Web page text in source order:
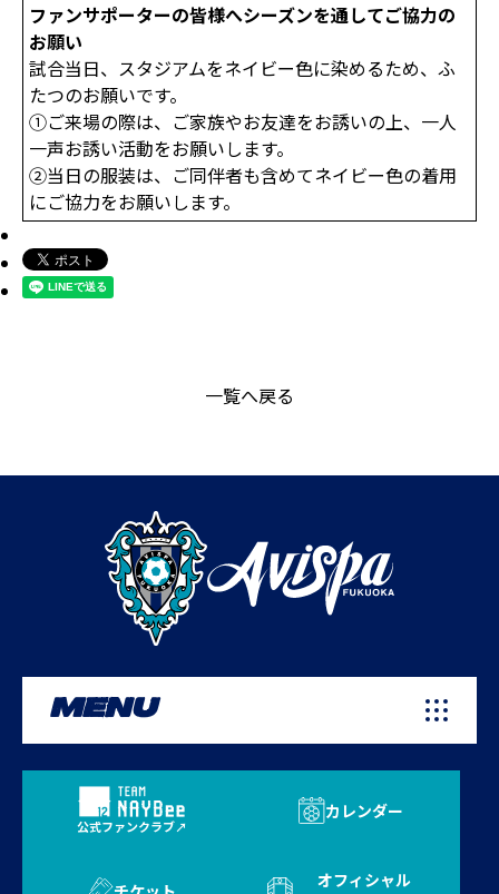
ファンサポーターの皆様へシーズンを通してご協力の
お願い
試合当日、スタジアムをネイビー色に染めるため、ふ
たつのお願いです。
①ご来場の際は、ご家族やお友達をお誘いの上、一人
一声お誘い活動をお願いします。
②当日の服装は、ご同伴者も含めてネイビー色の着用
にご協力をお願いします。
一覧へ戻る
MENU
公式ファンクラブ
カレンダー
オフィシャル